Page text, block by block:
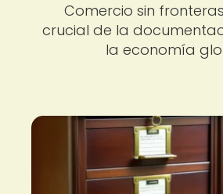
Comercio sin
crucial de la
la economía